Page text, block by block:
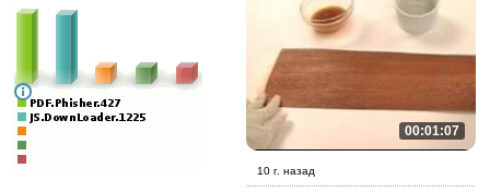
00:01:07
10 г. назад